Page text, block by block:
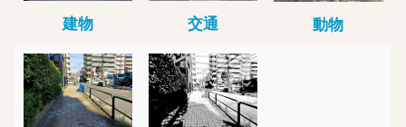
建物 交通 動物